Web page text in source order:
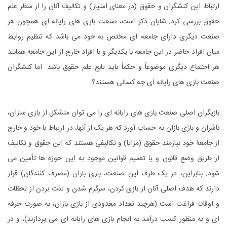
ارتباط این کنشگران و حقوق (در معنای امتیاز) و تکالیف آنان را از منظر علم
حقوق بررسی کرد. شایان ذکر است، صنعت بازی های رایانه ای همچون هر
صنعت دیگری دارای جامعه ای مختص به خود می باشد که تنظیم روابط
میان افراد حاضر در این جامعه با یکدیگر و با افراد خارج از این جامعه همانند
هر اجتماع دیگری موضوعاً و حکماً باید تابع علم حقوق باشد. اما کنشگران
صنعت بازی های رایانه ای چه کسانی هستند؟
بازیگران اصلی صنعت بازی های رایانه ای را می توان متشکل از بازی سازان،
ناشران و بازی بازان به حساب آورد که هر یک از آنها، در ارتباط با خود و خارج
از جامعۀ خود نیازمند حقوق (مزایا) و تکالیفی هستند که این حقوق و تکالیف
از طریق وضع قانون و یا تعمیم قوانین موجود به این حوزه ها تأمین می
شود. بنابراین، در یک طرف این صنعت، بازی بازان (مصرف کنندگان) قرار
دارند که هدف اصلی آنان از بازی کردن، سرگرم شدن و لذت بردن از لحظات
و اوقات فراغت است (هرچند تعداد معدودی از بازی بازان، به صورت حرفه
ای و به منظور کسب درآمد به انجام بازی های رایانه ای می پردازند)، و در